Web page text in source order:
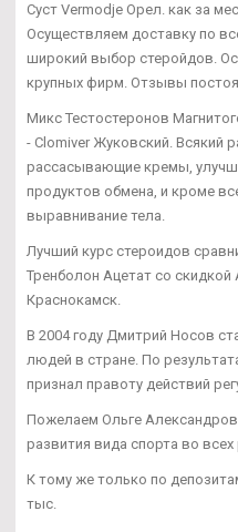
Суст Vermodje Орел. как за
Осуществляем доставку по
широкий выбор стеройдов.
крупных фирм. Отзывы
Микс Тестостеронов
- Clomiver Жуковский. Всякий
рассасывающие кремы,
продуктов обмена, и кроме
выравнивание тела.
Лучший курс стероидов
Тренболон Ацетат со скидкой
Краснокамск.
В 2004 году Дмитрий Носов
людей в стране. По
признал правоту действий
Пожелаем Ольге
развития вида спорта во
К тому же только по
тыс.